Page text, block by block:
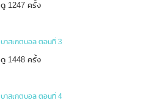
ดู 1247 ครั้ง
บาสเกตบอล ตอนที่ 3
ดู 1448 ครั้ง
บาสเกตบอล ตอนที่ 4